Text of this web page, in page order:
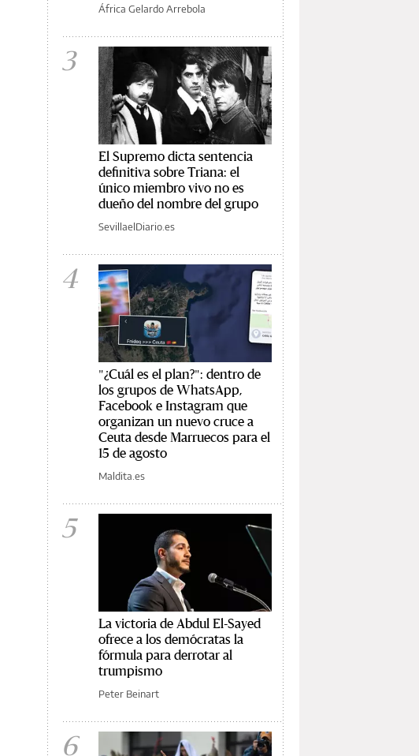
África Gelardo Arrebola
3
El Supremo dicta sentencia
definitiva sobre Triana: el
único miembro vivo no es
dueño del nombre del grupo
SevillaelDiario.es
4
"¿Cuál es el plan?": dentro de
los grupos de WhatsApp,
Facebook e Instagram que
organizan un nuevo cruce a
Ceuta desde Marruecos para el
15 de agosto
Maldita.es
5
La victoria de Abdul El-Sayed
ofrece a los demócratas la
fórmula para derrotar al
trumpismo
Peter Beinart
6